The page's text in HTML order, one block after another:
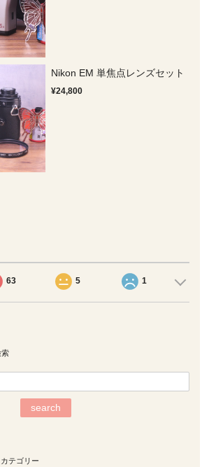
Nikon EM 単焦点レンズセット
¥24,800
63 5 1
索
search
カテゴリー